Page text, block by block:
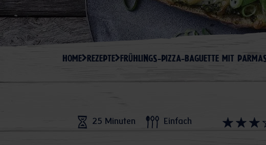
HOME REZEPTE FRÜHLINGS-PIZZA-BAGUETTE MIT
25 Minuten Einfach